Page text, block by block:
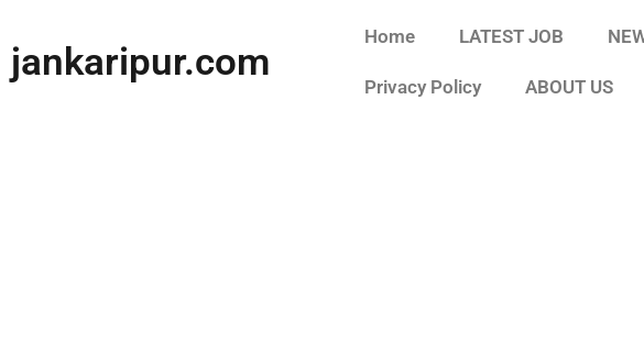
jankaripur.com
Home LATEST JOB
Privacy Policy ABOUT US